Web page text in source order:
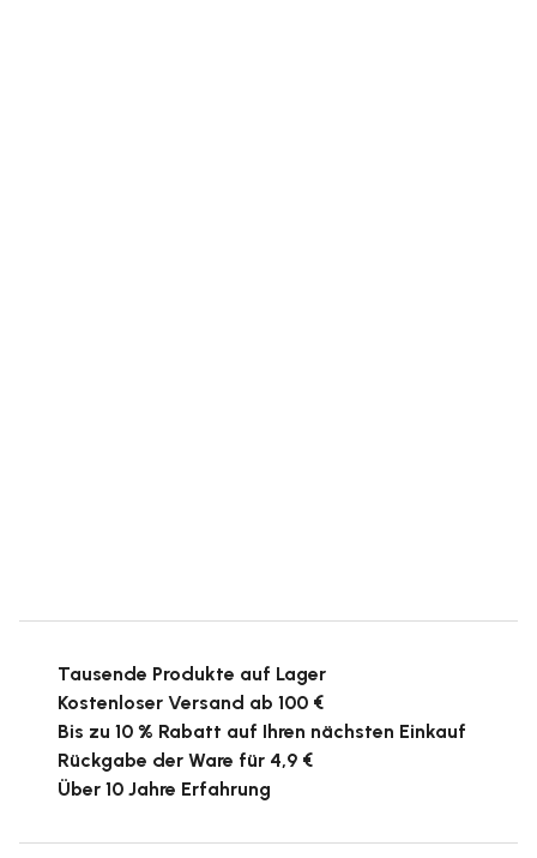
Tausende Produkte auf Lager
Kostenloser Versand ab 100 €
Bis zu 10 % Rabatt auf Ihren nächsten Einkauf
Rückgabe der Ware für 4,9 €
Über 10 Jahre Erfahrung